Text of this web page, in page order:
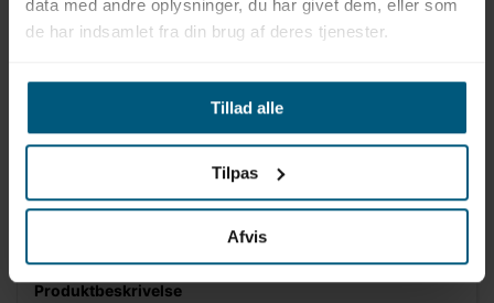
data med andre oplysninger, du har givet dem, eller som
de har indsamlet fra din brug af deres tjenester.
Tillad alle
Tilpas
Afvis
Information Specifikationer
Produktbeskrivelse